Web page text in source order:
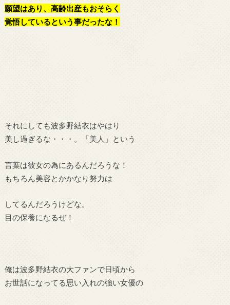
願望はあり、 高齢出産もおそらく
覚悟しているという事だったな！
それにしても波多野結衣はやはり
美し過ぎるな・・・。「美人」という
言葉は彼女の為にあるんだろうな！
もちろん美容とかかなり努力は
してるんだろうけどな。
目の保養になるぜ！
俺は波多野結衣の大ファンで日頃から
お世話になってる思い入れの強い女優の